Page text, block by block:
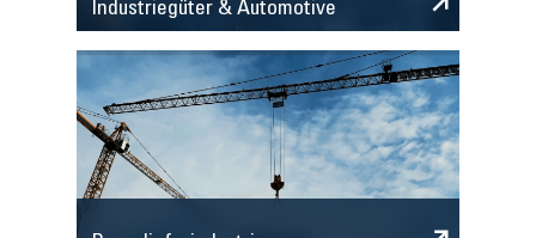
Industriegüter & Automotive